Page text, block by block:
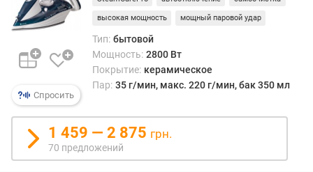
Спросить
высокая мощность мощный паровой удар
Тип: бытовой
Мощность: 2800 Вт
Покрытие: керамическое
Пар: 35 г/мин, макс. 220 г/мин, бак 350 мл
1 459 — 2 875 грн.
70 предложений